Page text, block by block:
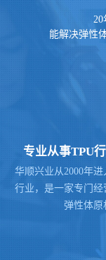
20
能解决弹性
专业从事TPU
华顺兴业从2000年
行业，是一家专门经
弹性体原